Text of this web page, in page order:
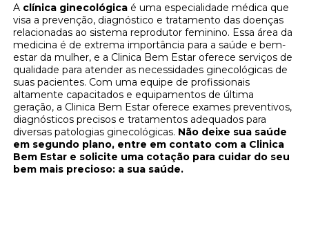
A clínica ginecológica é uma especialidade médica que
visa a prevenção, diagnóstico e tratamento das doenças
relacionadas ao sistema reprodutor feminino. Essa área da
medicina é de extrema importância para a saúde e bem-
estar da mulher, e a Clinica Bem Estar oferece serviços de
qualidade para atender as necessidades ginecológicas de
suas pacientes. Com uma equipe de profissionais
altamente capacitados e equipamentos de última
geração, a Clinica Bem Estar oferece exames preventivos,
diagnósticos precisos e tratamentos adequados para
diversas patologias ginecológicas. Não deixe sua saúde
em segundo plano, entre em contato com a Clinica
Bem Estar e solicite uma cotação para cuidar do seu
bem mais precioso: a sua saúde.